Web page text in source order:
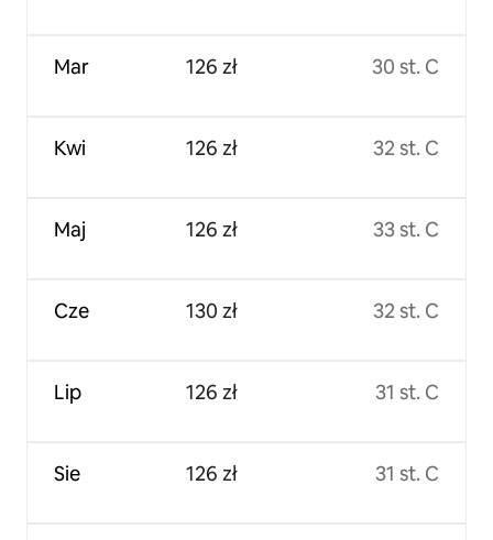
Mar
Kwi
Maj
Cze
Lip
Sie
126 zł
126 zł
126 zł
130 zł
126 zł
126 zł
30 st. C
32 st. C
33 st. C
32 st. C
31 st. C
31 st. C